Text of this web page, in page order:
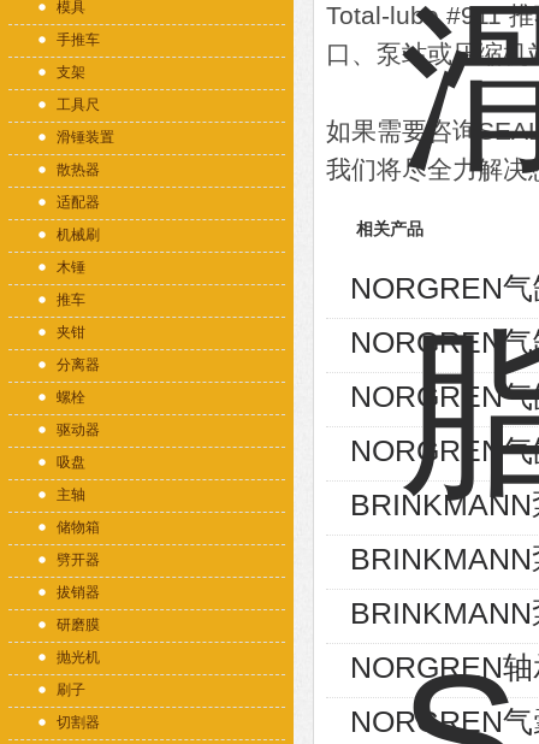
模具
手推车
支架
工具尺
滑锤装置
散热器
适配器
机械刷
木锤
推车
夹钳
分离器
螺栓
驱动器
吸盘
主轴
储物箱
劈开器
拔销器
研磨膜
抛光机
刷子
切割器
Total-lube #911
口、泵站或压缩
如果需要咨询
我们将尽全力解决
相关产品
NORGREN
NORGREN
NORGREN
NORGREN
NORGREN
NORGREN